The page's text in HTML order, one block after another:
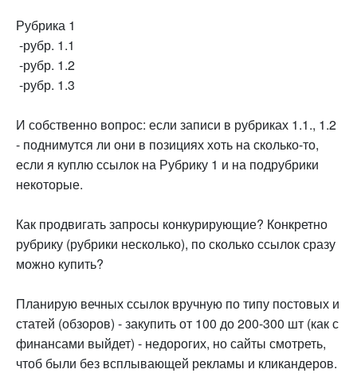
Рубрика 1
-рубр. 1.1
-рубр. 1.2
-рубр. 1.3
И собственно вопрос: если записи в рубриках 1.1., 1.2
- поднимутся ли они в позициях хоть на сколько-то,
если я куплю ссылок на Рубрику 1 и на подрубрики
некоторые.
Как продвигать запросы конкурирующие? Конкретно
рубрику (рубрики несколько), по сколько ссылок сразу
можно купить?
Планирую вечных ссылок вручную по типу постовых и
статей (обзоров) - закупить от 100 до 200-300 шт (как с
финансами выйдет) - недорогих, но сайты смотреть,
чтоб были без всплывающей рекламы и кликандеров.